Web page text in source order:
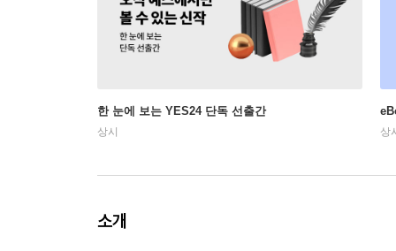
한 눈에 보는 YES24 단독 선출간
상시 상
소개